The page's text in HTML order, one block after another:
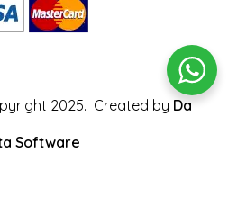
2025. Created by Da
Software